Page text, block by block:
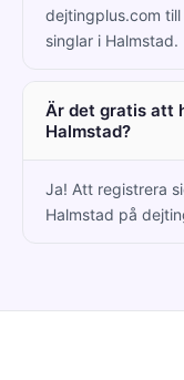
dejtingplus.com
singlar i Halmstad.
Är det gratis att
Halmstad?
Ja! Att registrera
Halmstad på